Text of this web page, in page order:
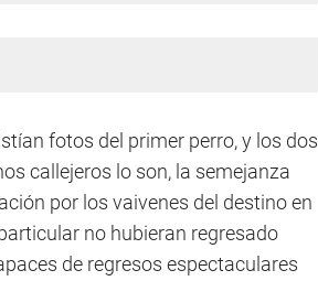
fotos del primer perro, y los dos
callejeros lo son, la semejanza
por los vaivenes del destino en
no hubieran regresado
de regresos espectaculares